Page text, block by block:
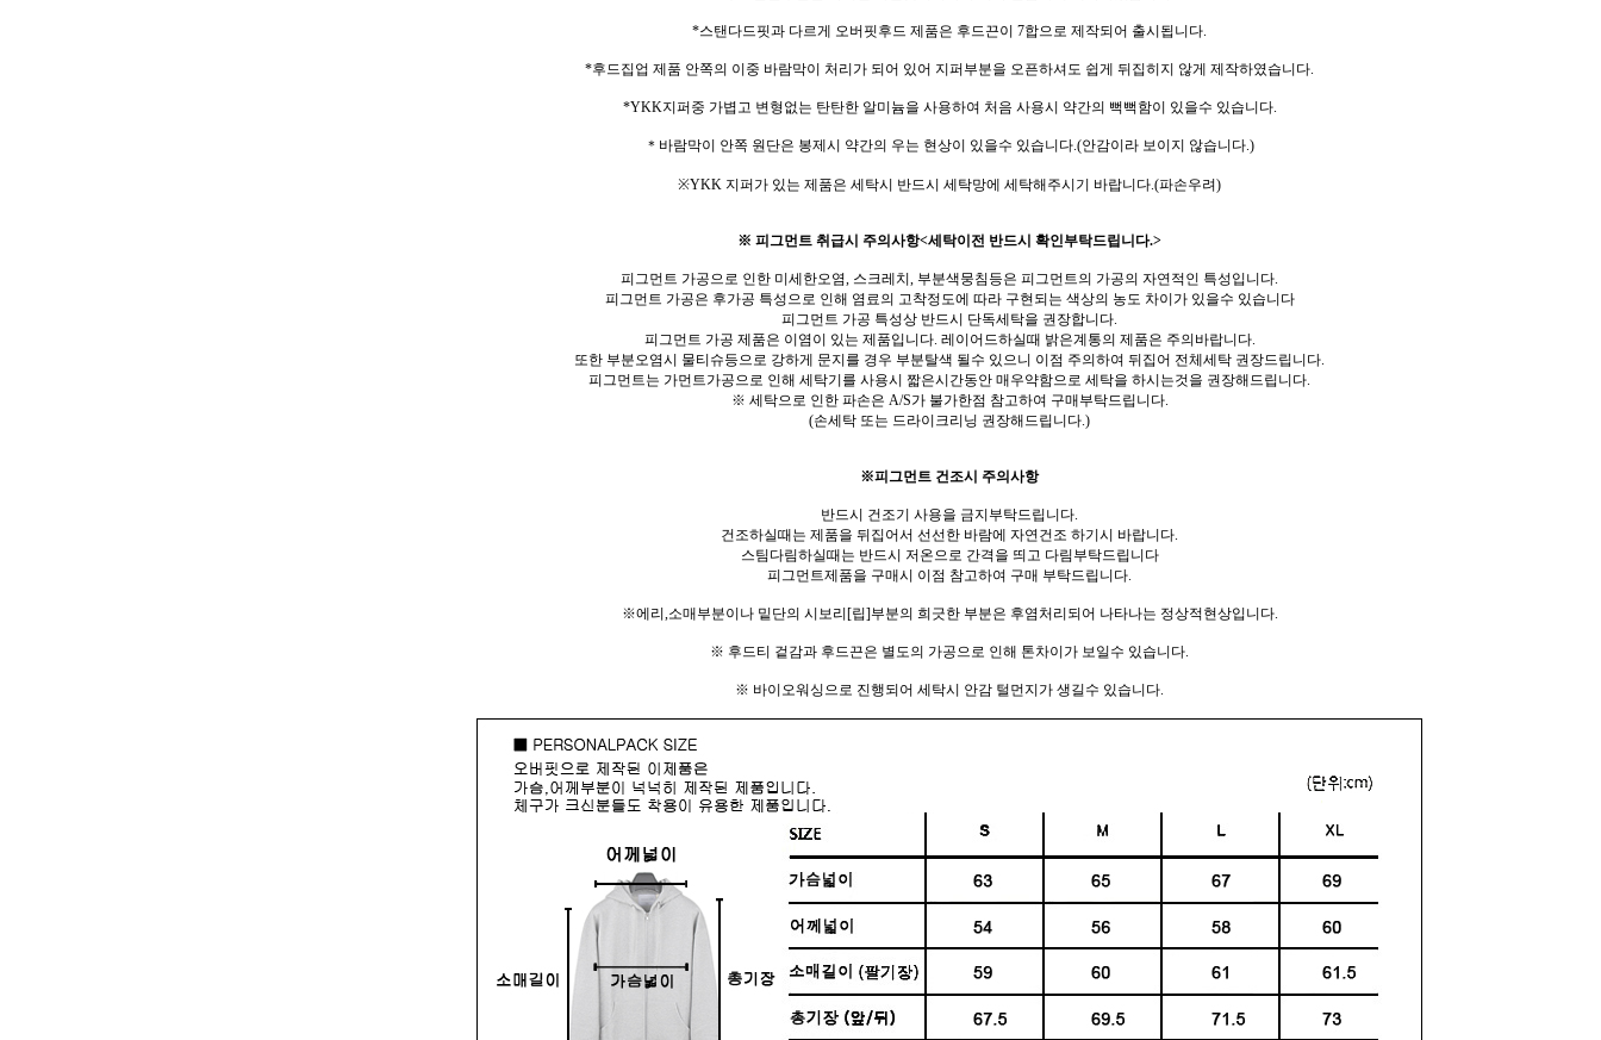
*스탠다드핏과 다르게 오버핏후드 제품은 후드끈이 7합으로 제작되어 출시됩니다.
*후드집업 제품 안쪽의 이중 바람막이 처리가 되어 있어 지퍼부분을 오픈하셔도 쉽게 뒤집히지 않게 제작하였습니다.
*YKK지퍼중 가볍고 변형없는 탄탄한 알미늄을 사용하여 처음 사용시 약간의 뻑뻑함이 있을수 있습니다.
＊바람막이 안쪽 원단은 봉제시 약간의 우는 현상이 있을수 있습니다.(안감이라 보이지 않습니다.)
※YKK 지퍼가 있는 제품은 세탁시 반드시 세탁망에 세탁해주시기 바랍니다.(파손우려)
※ 피그먼트 취급시 주의사항<세탁이전 반드시 확인부탁드립니다.>
피그먼트 가공으로 인한 미세한오염, 스크레치, 부분색뭉침등은 피그먼트의 가공의 자연적인 특성입니다.
피그먼트 가공은 후가공 특성으로 인해 염료의 고착정도에 따라 구현되는 색상의 농도 차이가 있을수 있습니다
피그먼트 가공 특성상 반드시 단독세탁을 권장합니다.
피그먼트 가공 제품은 이염이 있는 제품입니다. 레이어드하실때 밝은계통의 제품은 주의바랍니다.
또한 부분오염시 물티슈등으로 강하게 문지를 경우 부분탈색 될수 있으니 이점 주의하여 뒤집어 전체세탁 권장드립니다.
피그먼트는 가먼트가공으로 인해 세탁기를 사용시 짧은시간동안 매우약함으로 세탁을 하시는것을 권장해드립니다.
※ 세탁으로 인한 파손은 A/S가 불가한점 참고하여 구매부탁드립니다.
(손세탁 또는 드라이크리닝 권장해드립니다.)
※피그먼트 건조시 주의사항
반드시 건조기 사용을 금지부탁드립니다.
건조하실때는 제품을 뒤집어서 선선한 바람에 자연건조 하기시 바랍니다.
스팀다림하실때는 반드시 저온으로 간격을 띄고 다림부탁드립니다
피그먼트제품을 구매시 이점 참고하여 구매 부탁드립니다.
※에리,소매부분이나 밑단의 시보리[립]부분의 희긋한 부분은 후염처리되어 나타나는 정상적현상입니다.
※ 후드티 겉감과 후드끈은 별도의 가공으로 인해 톤차이가 보일수 있습니다.
※ 바이오워싱으로 진행되어 세탁시 안감 털먼지가 생길수 있습니다.